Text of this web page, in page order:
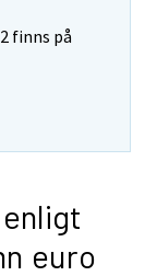
finns på
euro